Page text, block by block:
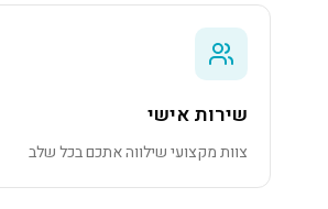
שירות אישי
צוות מקצועי שילווה אתכם בכל שלב